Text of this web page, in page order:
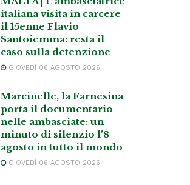
italiana visita in carcere
il 15enne Flavio
Santoiemma: resta il
caso sulla detenzione
GIOVEDÌ 06 AGOSTO 2026
Marcinelle, la Farnesina
porta il documentario
nelle ambasciate: un
minuto di silenzio l’8
agosto in tutto il mondo
GIOVEDÌ 06 AGOSTO 2026